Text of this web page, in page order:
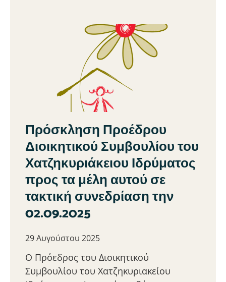
Πρόσκληση Προέδρου
Διοικητικού Συμβουλίου του
Χατζηκυριάκειου Ιδρύματος
προς τα μέλη αυτού σε
τακτική συνεδρίαση την
02.09.2025
29 Αυγούστου 2025
Ο Πρόεδρος του Διοικητικού
Συμβουλίου του Χατζηκυριακείου